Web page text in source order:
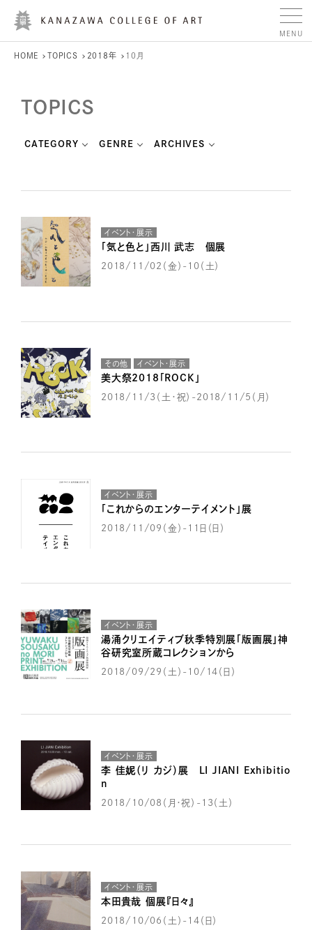
HOME TOPICS 2018年 10月
TOPICS
CATEGORY GENRE ARCHIVES
イベント・展示
「気と色と」西川 武志 個展
2018/11/02（金）-10（土）
その他 イベント・展示
美大祭2018「ROCK」
2018/11/3（土・祝）-2018/11/5（月）
イベント・展示
「これからのエンターテイメント」展
2018/11/09（金）-11日（日）
イベント・展示
湯涌クリエイティブ秋季特別展「版画展」神
谷研究室所蔵コレクションから
2018/09/29（土）-10/14（日）
イベント・展示
李 佳妮（リ カジ）展 LI JIANI Exhibitio
n
2018/10/08（月・祝）-13（土）
イベント・展示
本田貴哉 個展『日々』
2018/10/06（土）-14（日）